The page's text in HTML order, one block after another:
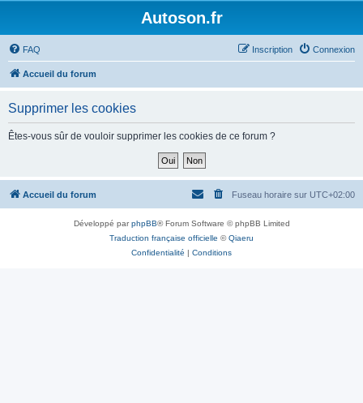
Autoson.fr
FAQ Connexion
Inscription
Accueil du forum
Supprimer les cookies
Êtes-vous sûr de vouloir supprimer les cookies de ce forum ?
Accueil du forum Fuseau horaire sur UTC+02:00
Développé parphpBB® Forum Software © phpBB Limited
Traduction française officielle ©Qiaeru
Confidentialité | Conditions